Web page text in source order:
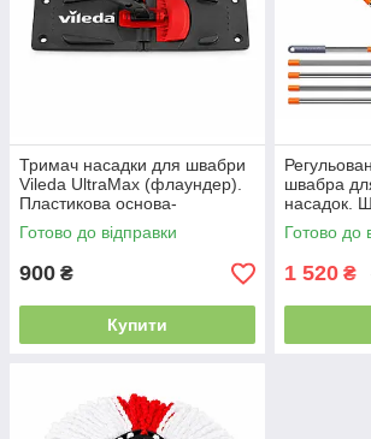
Тримач насадки для швабри
Vileda UltraMax (флаундер).
Пластикова основа-
платформа для швабр Vileda
UltraMax
Готово до відправки
900 ₴
Купити
швабра
насадок.
підлоги,
Готово до
1 520 ₴